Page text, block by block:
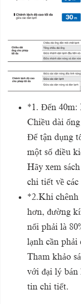
*1. Đến 40m:
Chiều dài
Để tận dụng
một số điều
Hãy xem
chi tiết về các
*2.Khi chênh
hơn, đường
nối phải là
lạnh cần phải
Tham khảo
với đại lý bán
tin chi tiết.